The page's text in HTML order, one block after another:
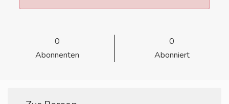
0
Abonnenten
0
Abonniert